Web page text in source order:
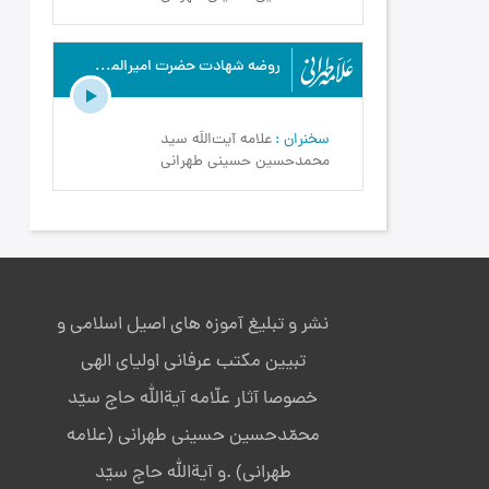
روضه شهادت حضرت امیرالمومنین علیه السلام ومراسم احیاء شب21 ماه رمضان سال 1397ه.ق - علامه طهرانی - مواعظ رمضان 1398
سخنران علامه آیت‌اللَه سید
محمدحسین حسینی طهرانی
نشر و تبلیغ آموزه های اصیل اسلامی و
تبیین مکتب عرفانی اولیای الهی
خصوصا آثار علّامه آیةالله حاج سیّد
محمّدحسین حسینی طهرانی (علامه
طهرانی) .و آیةالله حاج سیّد